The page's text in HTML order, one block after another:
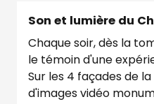
Son et lumière du
Chaque soir, dès la
le témoin d'une expérience
Sur les 4 façades de
d'images vidéo